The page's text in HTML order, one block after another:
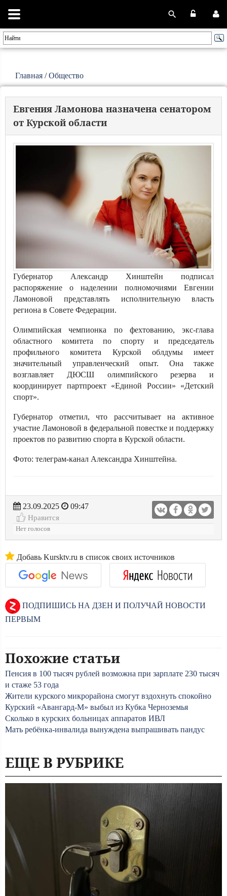
Главная /Общество
Евгения Ламонова назначена сенатором
от Курской области
Губернатор Александр Хинштейн подписал
распоряжение о наделении полномочиями Евгении
Ламоновой представлять исполнительную власть
региона в Совете Федерации.
Олимпийская чемпионка по фехтованию, экс-глава
областного комитета по спорту и председатель
профильного комитета Курской облдумы имеет
значительный управленческий опыт. Она также
возглавляет ДЮСШ олимпийского резерва и
координирует партпроект «Единой России» «Детский
спорт».
Губернатор отметил, что рассчитывает на активное
участие Ламоновой в федеральной повестке и поддержку
проектов по развитию спорта в Курской области.
Фото: телеграм-канал Александра Хинштейна.
23.09.2025
09:47
Нравится
Нет голосов
Добавь Kursktv.ru в список своих источников
ПОДПИШИСЬ НА ДЗЕН И ПОЛУЧАЙ НОВОСТИ
ПЕРВЫМ
Похожие статьи
Пенсия в 100 тысяч рублей возможна при зарплате 230 тысяч
и стаже 53 года
Жители курского микрорайона смогут вздохнуть спокойно
Курский «Авангард-М» выбыл из Кубка Черноземья
Сколько в курских больницах аппаратов ИВЛ
Мать ребёнка-инвалида вынуждена выпрашивать пандус
ЕЩЕ В РУБРИКЕ